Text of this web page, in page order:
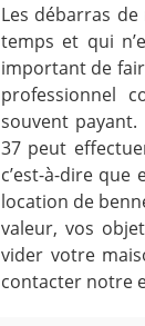
Les débarras
temps et qui
important de
professionnel
souvent payant.
37 peut
c’est-à-dire que
location de
valeur, vos
vider votre
contacter notre